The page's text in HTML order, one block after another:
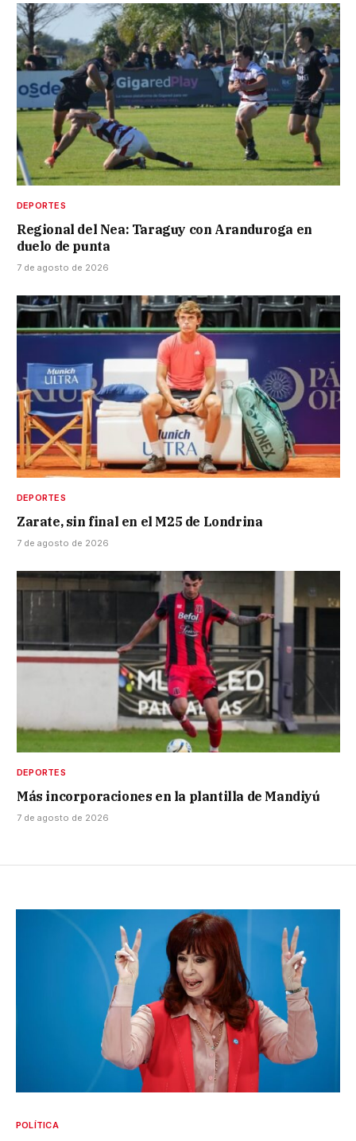
DEPORTES
Regional del Nea: Taraguy con Aranduroga en
duelo de punta
7 de agosto de 2026
DEPORTES
Zarate, sin final en el M25 de Londrina
7 de agosto de 2026
DEPORTES
Más incorporaciones en la plantilla de Mandiyú
7 de agosto de 2026
POLÍTICA